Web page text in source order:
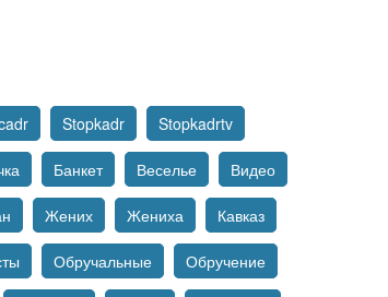
Stopkadr Stopkadrtv
Банкет Веселье Видео
Жених Жениха Кавказ
Обручальные Обручение